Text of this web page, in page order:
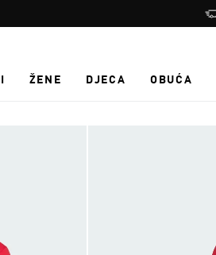
ŽENE DJECA OBUĆA